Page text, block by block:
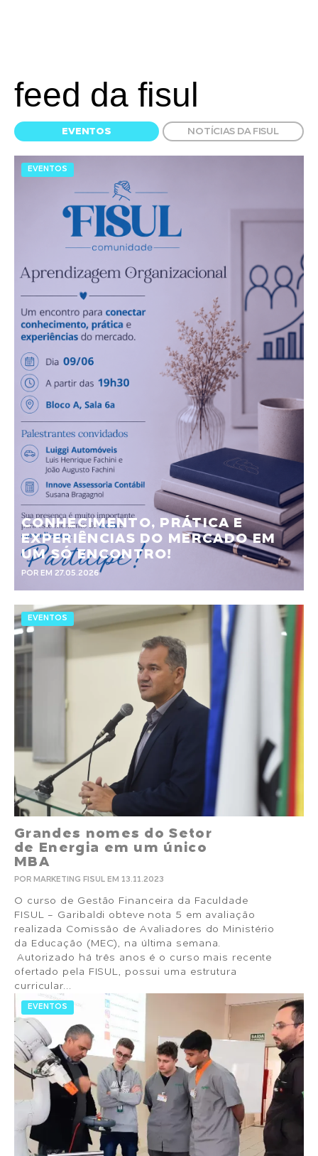
feed da fisul
EVENTOS NOTÍCIAS DA FISUL
EVENTOS
CONHECIMENTO, PRÁTICA E
EXPERIÊNCIAS DO MERCADO EM
UM SÓ ENCONTRO!
POR EM 27.05.2026
EVENTOS
Grandes nomes do Setor
de Energia em um único
MBA
POR MARKETING FISUL EM 13.11.2023
O curso de Gestão Financeira da Faculdade
FISUL - Garibaldi obteve nota 5 em avaliação
realizada Comissão de Avaliadores do Ministério
da Educação (MEC), na última semana.
Autorizado há três anos é o curso mais recente
ofertado pela FISUL, possui uma estrutura
curricular...
EVENTOS